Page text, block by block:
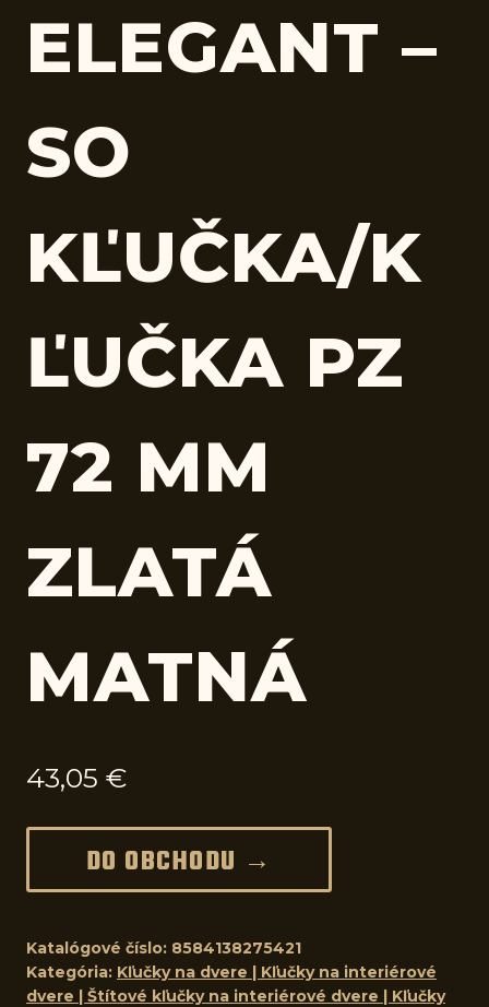
ELEGANT –
SO
KĽUČKA/K
ĽUČKA PZ
72 MM
ZLATÁ
MATNÁ
43,05 €
DO OBCHODU →
Katalógové číslo: 8584138275421
Kategória: Kľučky na dvere | Kľučky na interiérové
dvere | Štítové kľučky na interiérové dvere | Kľučky